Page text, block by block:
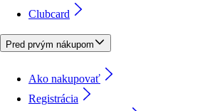
Clubcard
Pred prvým nákupom
Ako nakupovať
Registrácia